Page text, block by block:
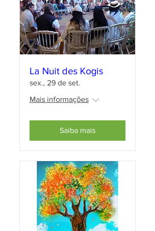
La Nuit des Kogis
sex., 29 de set.
Mais informações
Saiba mais